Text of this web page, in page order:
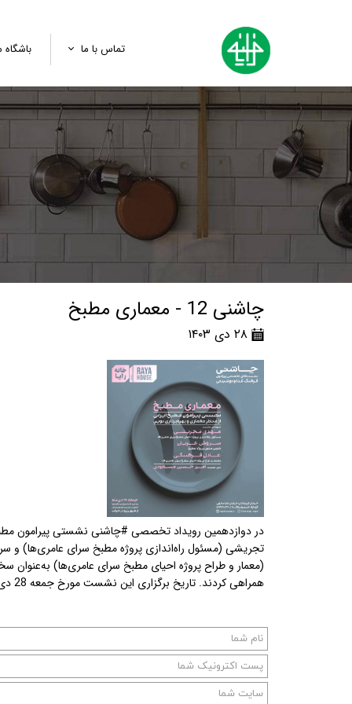
تماس با ما
تماس با ما
پرسش و سفارش
لینک ثبت‌نام رویدادها
باشگاه
چاشنی 12 - معماری مطبخ
۲۸ دی ۱۴۰۳
در دوازدهمین رویداد تخصصی #چاشنی نشستی پیرامون مطبخ
تجریشی (مسئول راه‌اندازی پروژه مطبخ سرای عامری‌ها) و
(معمار و طراح پروژه احیای مطبخ سرای عامری‌ها)
همراهی کردند. تاریخ برگزاری این نشست مورخ جمعه 28 دی‌ماه 1403 در محل خانه رایا بوده است.